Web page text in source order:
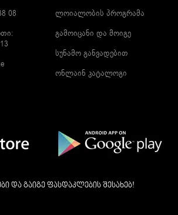
08
ლოიალობის პროგრამა
გამოიცანი და მოიგე
სუნამო განვადებით
ონლაინ კატალოგი
და გაიგე ფასდაკლების შესახებ!